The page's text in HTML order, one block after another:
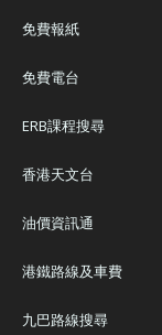
免費報紙
免費電台
ERB課程搜尋
香港天文台
油價資訊通
港鐵路線及車費
九巴路線搜尋